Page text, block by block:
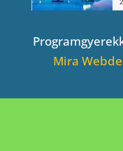
Mira